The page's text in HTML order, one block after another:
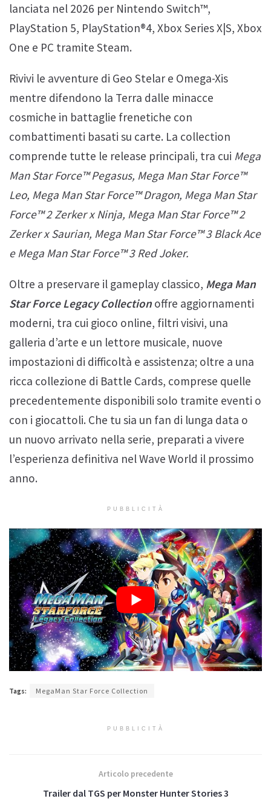
lanciata nel 2026 per Nintendo Switch™,
PlayStation 5, PlayStation®4, Xbox Series X|S, Xbox
One e PC tramite Steam.
Rivivi le avventure di Geo Stelar e Omega-Xis
mentre difendono la Terra dalle minacce
cosmiche in battaglie frenetiche con
combattimenti basati su carte. La collection
comprende tutte le release principali, tra cui Mega
Man Star Force™ Pegasus, Mega Man Star Force™
Leo, Mega Man Star Force™ Dragon, Mega Man Star
Force™ 2 Zerker x Ninja, Mega Man Star Force™ 2
Zerker x Saurian, Mega Man Star Force™ 3 Black Ace
e Mega Man Star Force™ 3 Red Joker.
Oltre a preservare il gameplay classico, Mega Man
Star Force Legacy Collection offre aggiornamenti
moderni, tra cui gioco online, filtri visivi, una
galleria d’arte e un lettore musicale, nuove
impostazioni di difficoltà e assistenza; oltre a una
ricca collezione di Battle Cards, comprese quelle
precedentemente disponibili solo tramite eventi o
con i giocattoli. Che tu sia un fan di lunga data o
un nuovo arrivato nella serie, preparati a vivere
l’esperienza definitiva nel Wave World il prossimo
anno.
PUBBLICITÀ
Tags: MegaMan Star Force Collection
PUBBLICITÀ
Articolo precedente
Trailer dal TGS per Monster Hunter Stories 3